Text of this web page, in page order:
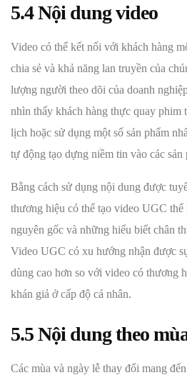
5.4 Nội dung video
Video có thể kết nối với khách hàng
chia sẻ và khả năng lan truyền của
lượng người theo dõi của doanh
nhìn thấy khách hàng thực quay phim
lịch hoặc sử dụng một số sản phẩm
tự động tạo dựng niềm tin vào các sản
Bằng cách sử dụng nội dung được
thương hiệu có thể tạo video UGC
nguyên gốc và những hiểu biết chân
Video UGC có xu hướng nhận được
dùng cao hơn so với video có thương
khán giả ở cấp độ cá nhân.
5.5 Nội dung theo
Các mùa và ngày lễ thay đổi mang